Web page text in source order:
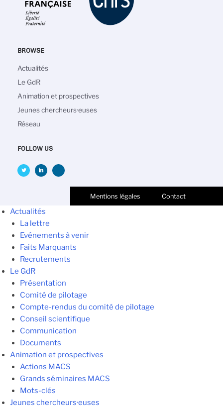
BROWSE
Main
navigation
Actualités
Le GdR
Animation et prospectives
Jeunes chercheurs·euses
Réseau
FOLLOW US
Mentions légales Contact
Actualités
La lettre
Evénements à venir
Faits Marquants
Recrutements
Le GdR
Présentation
Comité de pilotage
Compte-rendus du comité de pilotage
Conseil scientifique
Communication
Documents
Animation et prospectives
Actions MACS
Grands séminaires MACS
Mots-clés
Jeunes chercheurs·euses